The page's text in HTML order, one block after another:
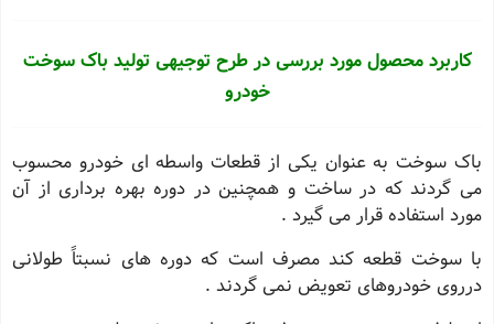
کاربرد محصول مورد بررسی در طرح توجیهی تولید باک سوخت
خودرو
باک سوخت به عنوان یکی از قطعات واسطه ای خودرو محسوب
می گردند که در ساخت و همچنین در دوره بهره برداری از آن
مورد استفاده قرار می گیرد .
با سوخت قطعه کند مصرف است که دوره های نسبتاً طولانی
درروی خودروهای تعویض نمی گردند .